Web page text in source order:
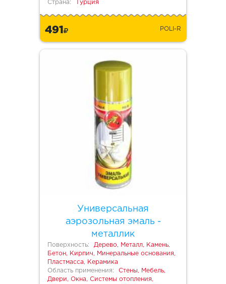
Страна: Турция
491 POLI-R
Универсальная
аэрозольная эмаль -
металлик
Поверхность:
Дерево, Металл, Камень,
Бетон, Кирпич, Минеральные основания,
Пластмасса, Керамика
Область применения:
Стены, Мебель,
Двери, Окна, Системы отопления,